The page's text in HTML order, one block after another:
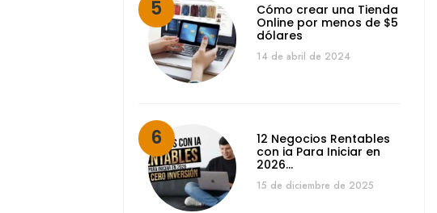
Cómo crear una Tienda
Online por menos de $5
dólares
14 de abril de 2024
12 Negocios Rentables
con ia Para Iniciar en
2026…
15 de diciembre de 2025